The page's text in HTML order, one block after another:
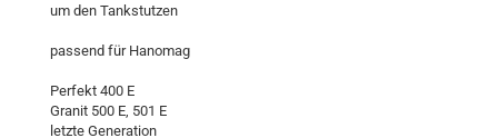
um den Tankstutzen
passend für Hanomag
Perfekt 400 E
Granit 500 E, 501 E
letzte Generation